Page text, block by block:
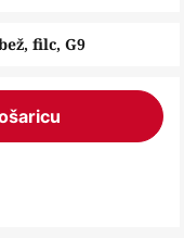
filc, G9